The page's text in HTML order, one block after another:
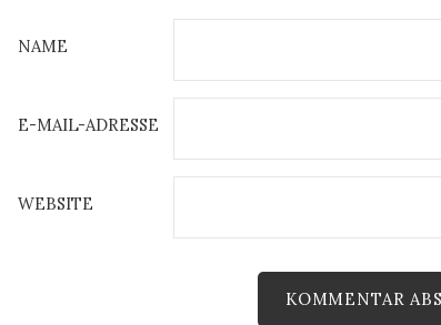
NAME
E-MAIL-ADRESSE
WEBSITE